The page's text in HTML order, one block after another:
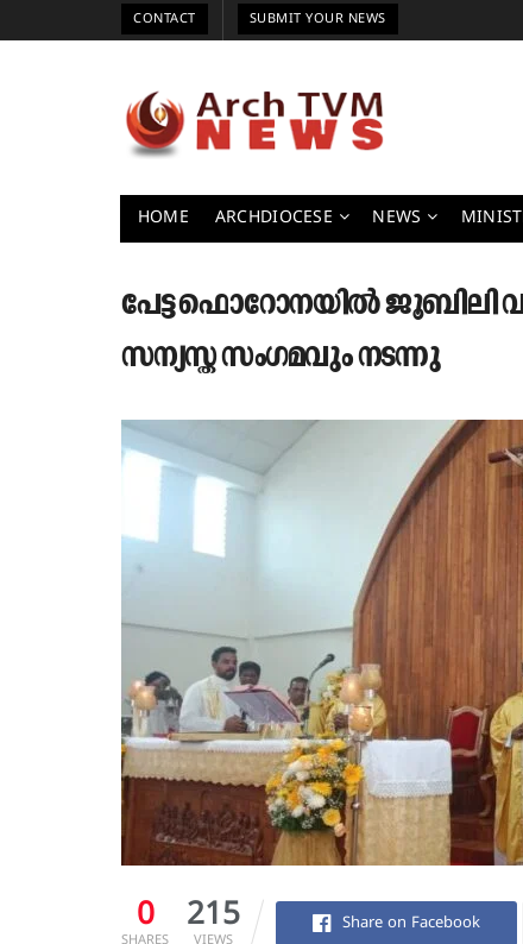
CONTACT SUBMIT YOUR NEWS
HOME ARCHDIOCESE NEWS
പേട്ട ഫൊറോനയിൽ ജൂബിലി
സന്യസ്ത സംഗമവും നടന്നു
0
SHARES
215
VIEWS
Share on Facebook